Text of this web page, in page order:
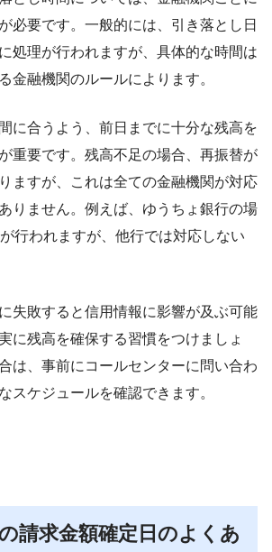
必要です。一般的には、引き落とし日
処理が行われますが、具体的な時間は
金融機関のルールによります。
に合うよう、前日までに十分な残高を
重要です。残高不足の場合、再振替が
ますが、これは全ての金融機関が対応
りません。例えば、ゆうちょ銀行の場
行われますが、他行では対応しない
失敗すると信用情報に影響が及ぶ可能
に残高を確保する習慣をつけましょ
は、事前にコールセンターに問い合わ
スケジュールを確認できます。
請求金額確定日のよくあ